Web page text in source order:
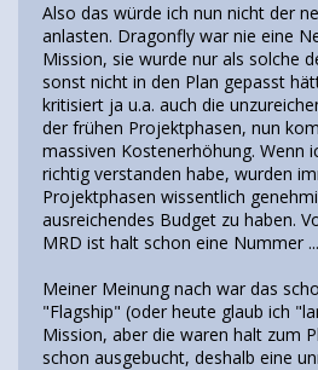
Also das würde ich nun nicht der
anlasten. Dragonfly war nie eine
Mission, sie wurde nur als solche
sonst nicht in den Plan gepasst
kritisiert ja u.a. auch die
der frühen Projektphasen, nun
massiven Kostenerhöhung. Wenn
richtig verstanden habe, wurden
Projektphasen wissentlich
ausreichendes Budget zu haben.
MRD ist halt schon eine Nummer ...
Meiner Meinung nach war das
"Flagship" (oder heute glaub ich
Mission, aber die waren halt zum
schon ausgebucht, deshalb eine